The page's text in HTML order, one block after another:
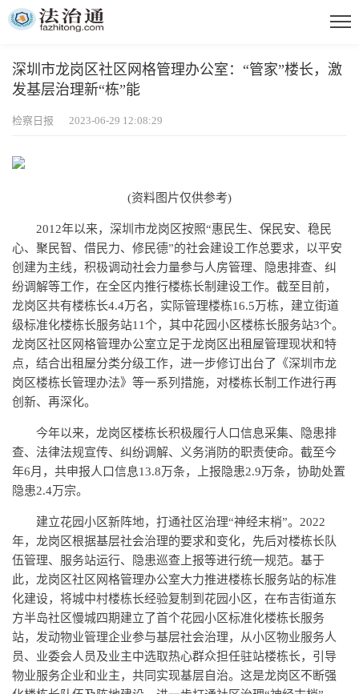
深圳市龙岗区社区网格管理办公室：“管家”楼长，激
发基层治理新“栋”能
检察日报 2023-06-29 12:08:29
(资料图片仅供参考)
2012年以来，深圳市龙岗区按照“惠民生、保民安、稳民
心、聚民智、借民力、修民德”的社会建设工作总要求，以平安
创建为主线，积极调动社会力量参与人房管理、隐患排查、纠
纷调解等工作，在全区内推行楼栋长制建设工作。截至目前，
龙岗区共有楼栋长4.4万名，实际管理楼栋16.5万栋，建立街道
级标准化楼栋长服务站11个，其中花园小区楼栋长服务站3个。
龙岗区社区网格管理办公室立足于龙岗区出租屋管理现状和特
点，结合出租屋分类分级工作，进一步修订出台了《深圳市龙
岗区楼栋长管理办法》等一系列措施，对楼栋长制工作进行再
创新、再深化。
今年以来，龙岗区楼栋长积极履行人口信息采集、隐患排
查、法律法规宣传、纠纷调解、义务消防的职责使命。截至今
年6月，共申报人口信息13.8万条，上报隐患2.9万条，协助处置
隐患2.4万宗。
建立花园小区新阵地，打通社区治理“神经末梢”。2022
年，龙岗区根据基层社会治理的要求和变化，先后对楼栋长队
伍管理、服务站运行、隐患巡查上报等进行统一规范。基于
此，龙岗区社区网格管理办公室大力推进楼栋长服务站的标准
化建设，将城中村楼栋长经验复制到花园小区，在布吉街道东
方半岛社区慢城四期建立了首个花园小区标准化楼栋长服务
站，发动物业管理企业参与基层社会治理，从小区物业服务人
员、业委会人员及业主中选取热心群众担任驻站楼栋长，引导
物业服务企业和业主，共同实现基层自治。这是龙岗区不断强